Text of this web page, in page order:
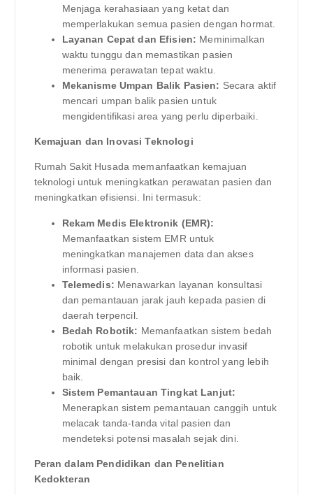
Menjaga kerahasiaan yang ketat dan
memperlakukan semua pasien dengan hormat.
Layanan Cepat dan Efisien: Meminimalkan
waktu tunggu dan memastikan pasien
menerima perawatan tepat waktu.
Mekanisme Umpan Balik Pasien: Secara aktif
mencari umpan balik pasien untuk
mengidentifikasi area yang perlu diperbaiki.
Kemajuan dan Inovasi Teknologi
Rumah Sakit Husada memanfaatkan kemajuan
teknologi untuk meningkatkan perawatan pasien dan
meningkatkan efisiensi. Ini termasuk:
Rekam Medis Elektronik (EMR):
Memanfaatkan sistem EMR untuk
meningkatkan manajemen data dan akses
informasi pasien.
Telemedis: Menawarkan layanan konsultasi
dan pemantauan jarak jauh kepada pasien di
daerah terpencil.
Bedah Robotik: Memanfaatkan sistem bedah
robotik untuk melakukan prosedur invasif
minimal dengan presisi dan kontrol yang lebih
baik.
Sistem Pemantauan Tingkat Lanjut:
Menerapkan sistem pemantauan canggih untuk
melacak tanda-tanda vital pasien dan
mendeteksi potensi masalah sejak dini.
Peran dalam Pendidikan dan Penelitian
Kedokteran